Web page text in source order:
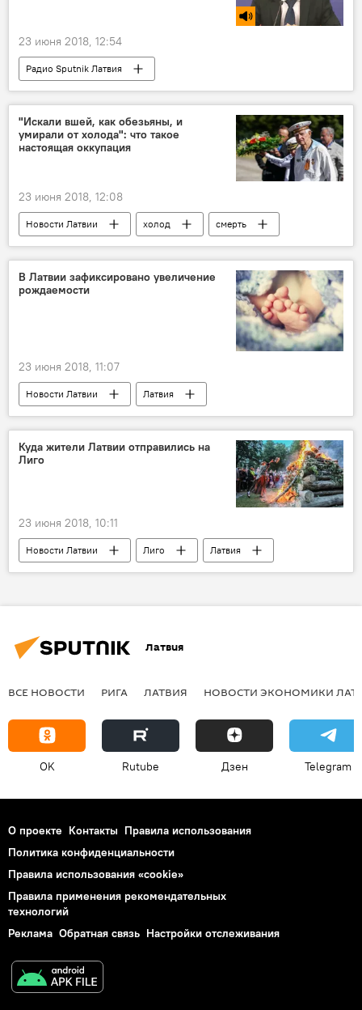
23 июня 2018, 12:54
Радио Sputnik Латвия
"Северный поток - 2" - труба раздора
Игорь Юшков
строительство
газ газопровод
"Искали вшей, как обезьяны, и
умирали от холода": что такое
настоящая оккупация
23 июня 2018, 12:08
Новости Латвии холод
смерть
оккупация
Компенсация за "оккупацию": что придумали на этот раз
В Латвии зафиксировано увеличение
рождаемости
23 июня 2018, 11:07
Новости Латвии
Латвия
Центральное статистическое управление
Куда жители Латвии отправились на
Лиго
23 июня 2018, 10:11
Новости Латвии Лиго
Латвия
пробка
Латвия
ВСЕ НОВОСТИ РИГА ЛАТВИЯ НОВОСТИ ЭКОНОМИКИ
OK Rutube Дзен Telegram
О проекте Контакты Правила использования
Политика конфиденциальности
Правила использования «cookie»
Правила применения рекомендательных
технологий
Реклама Обратная связь Настройки отслеживания